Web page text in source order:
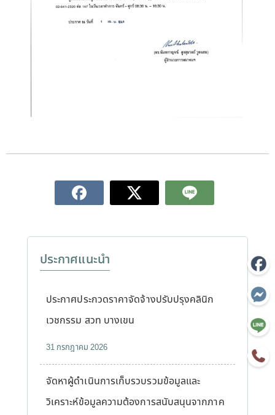
ประกาศแนะนำ
ประกาศประกวดราคาจัดจ้างปรับปรุงคลินิก
เวชกรรม สวท บางเขน
31 กรกฎาคม 2026
จัดหาผู้ดำเนินการเก็บรวบรวมข้อมูลและ
วิเคราะห์ข้อมูลความต้องการสนับสนุนจากภาค